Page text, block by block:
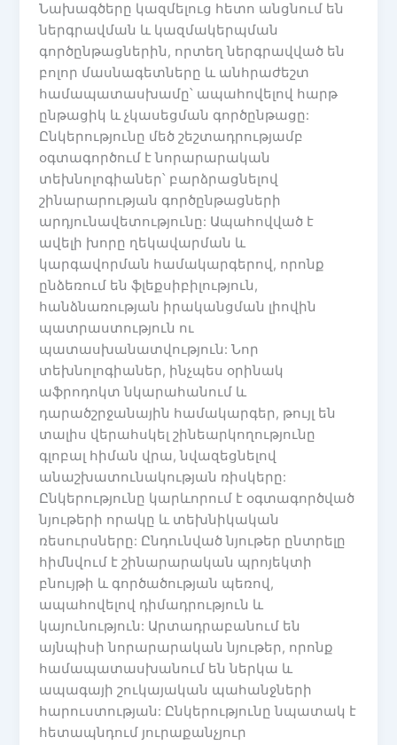
Նախագծերը կազմելուց հետո անցնում են
ներգրավման և կազմակերպման
գործընթացներին, որտեղ ներգրավված են
բոլոր մասնագետները և անհրաժեշտ
համապատասխամը՝ ապահովելով հարթ
ընթացիկ և չկասեցման գործընթացը:
Ընկերությունը մեծ շեշտադրությամբ
օգտագործում է նորարարական
տեխնոլոգիաներ՝ բարձրացնելով
շինարարության գործընթացների
արդյունավետությունը: Ապահովված է
ավելի խորը ղեկավարման և
կարգավորման համակարգերով, որոնք
ընձեռում են ֆլեքսիբիլություն,
հանձնառության իրականցման լիովին
պատրաստություն ու
պատասխանատվություն: Նոր
տեխնոլոգիաներ, ինչպես օրինակ
աֆրոդոկտ նկարահանում և
դարածշրջանային համակարգեր, թույլ են
տալիս վերահսկել շինեարկողությունը
գլոբալ հիման վրա, նվազեցնելով
անաշխատունակության ռիսկերը:
Ընկերությունը կարևորում է օգտագործված
նյութերի որակը և տեխնիկական
ռեսուրսները: Ընդունված նյութեր ընտրելը
հիմնվում է շինարարական պրոյեկտի
բնույթի և գործածության պեռով,
ապահովելով դիմադրություն և
կայունություն: Արտադրաբանում են
այնպիսի նորարարական նյութեր, որոնք
համապատասխանում են ներկա և
ապագայի շուկայական պահանջների
հարուստության: Ընկերությունը նպատակ է
հետապնդում յուրաքանչյուր